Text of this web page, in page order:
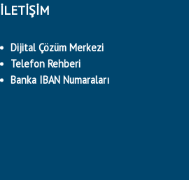
İLETİŞİM
Dijital Çözüm Merkezi
Telefon Rehberi
Banka IBAN Numaraları